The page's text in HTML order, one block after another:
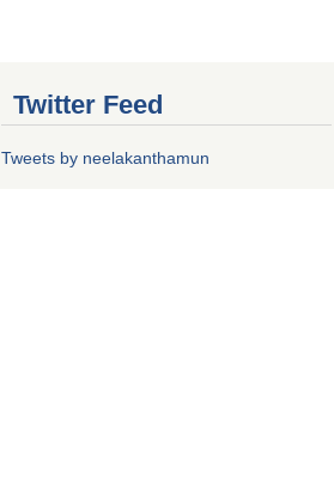
Twitter Feed
Tweets by neelakanthamun